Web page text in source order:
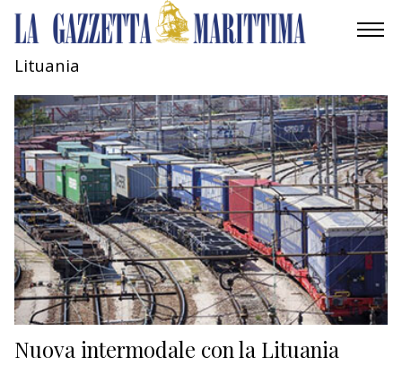
MOBILITÀ
INDUSTRIA
RICERCA
ECONOMIA
TURISMO
CULTURA
Lituania
Nuova intermodale con la Lituania